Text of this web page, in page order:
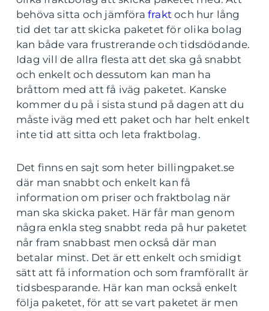
behöva sitta och jämföra frakt och hur lång
tid det tar att skicka paketet för olika bolag
kan både vara frustrerande och tidsdödande.
Idag vill de allra flesta att det ska gå snabbt
och enkelt och dessutom kan man ha
bråttom med att få iväg paketet. Kanske
kommer du på i sista stund på dagen att du
måste iväg med ett paket och har helt enkelt
inte tid att sitta och leta fraktbolag.
Det finns en sajt som heter billingpaket.se
där man snabbt och enkelt kan få
information om priser och fraktbolag när
man ska skicka paket. Här får man genom
några enkla steg snabbt reda på hur paketet
når fram snabbast men också där man
betalar minst. Det är ett enkelt och smidigt
sätt att få information och som framförallt är
tidsbesparande. Här kan man också enkelt
följa paketet, för att se vart paketet är men